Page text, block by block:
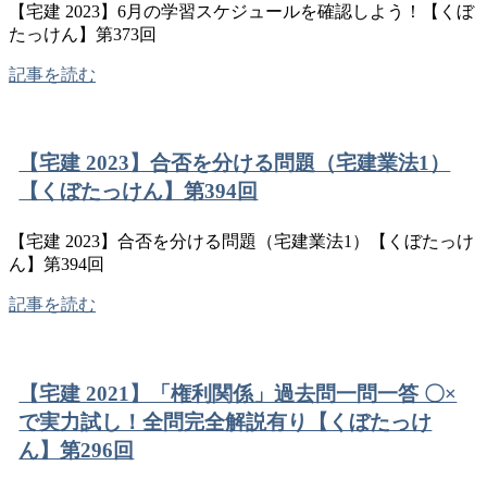
【宅建 2023】6月の学習スケジュールを確認しよう！【くぼ
たっけん】第373回
記事を読む
【宅建 2023】合否を分ける問題（宅建業法1）
【くぼたっけん】第394回
【宅建 2023】合否を分ける問題（宅建業法1）【くぼたっけ
ん】第394回
記事を読む
【宅建 2021】「権利関係」過去問一問一答 〇×
で実力試し！全問完全解説有り【くぼたっけ
ん】第296回